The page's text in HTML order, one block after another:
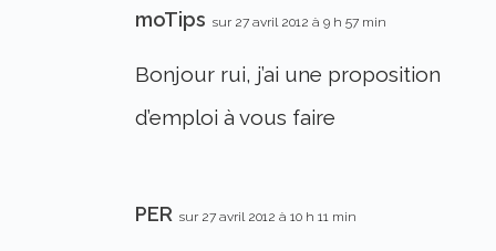
moTips sur 27 avril 2012 à 9 h 57 min
Bonjour rui, j’ai une proposition
d’emploi à vous faire
PER sur 27 avril 2012 à 10 h 11 min